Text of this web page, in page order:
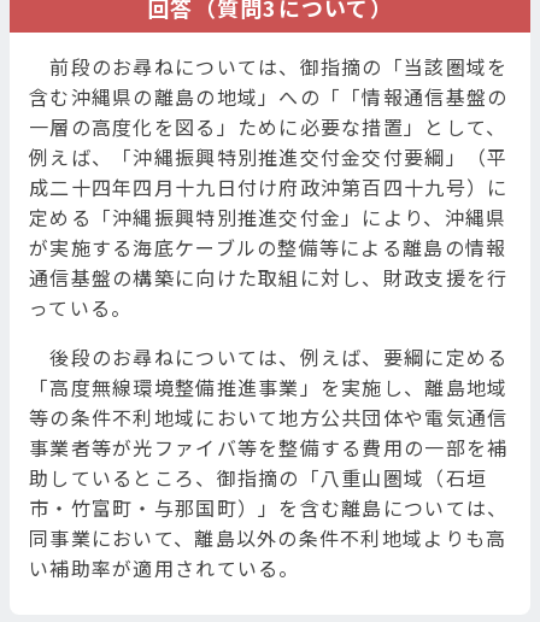
回答（質問3について）
前段のお尋ねについては、御指摘の「当該圏域を
含む沖縄県の離島の地域」への「「情報通信基盤の
一層の高度化を図る」ために必要な措置」として、
例えば、「沖縄振興特別推進交付金交付要綱」（平
成二十四年四月十九日付け府政沖第百四十九号）に
定める「沖縄振興特別推進交付金」により、沖縄県
が実施する海底ケーブルの整備等による離島の情報
通信基盤の構築に向けた取組に対し、財政支援を行
っている。
後段のお尋ねについては、例えば、要綱に定める
「高度無線環境整備推進事業」を実施し、離島地域
等の条件不利地域において地方公共団体や電気通信
事業者等が光ファイバ等を整備する費用の一部を補
助しているところ、御指摘の「八重山圏域（石垣
市・竹富町・与那国町）」を含む離島については、
同事業において、離島以外の条件不利地域よりも高
い補助率が適用されている。